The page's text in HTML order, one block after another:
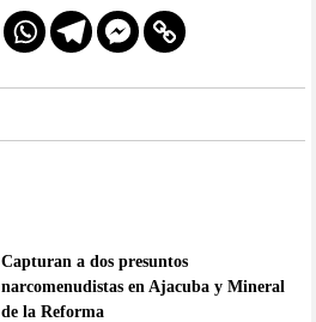
Capturan a dos presuntos
narcomenudistas en Ajacuba y Mineral
de la Reforma